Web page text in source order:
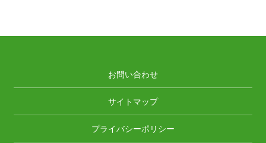
お問い合わせ
サイトマップ
プライバシーポリシー